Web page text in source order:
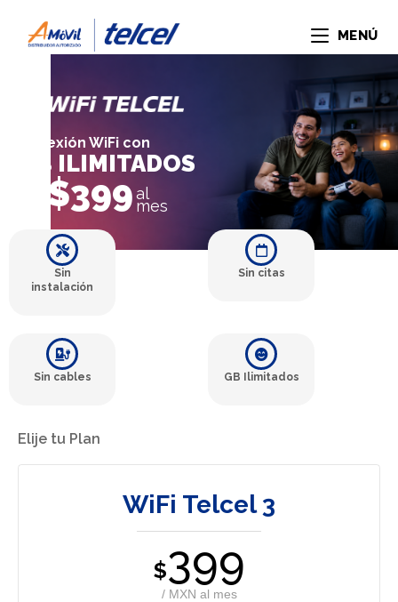
MENÚ
Conexión WiFi con
GB ILIMITADOS
$399al
mes
Sin
instalación
Sin citas
Sin cables GB Ilimitados
Elije tu Plan
WiFi Telcel 3
$399
/ MXN al mes